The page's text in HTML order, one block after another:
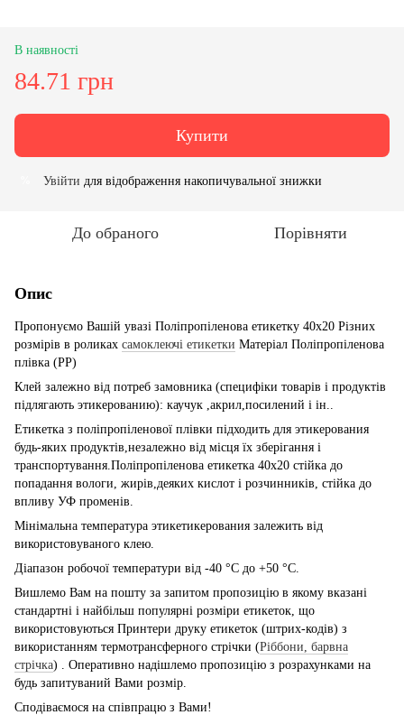
В наявності
84.71 грн
Купити
Увійти для відображення накопичувальної знижки
До обраного Порівняти
Опис
Пропонуємо Вашій увазі Поліпропіленова етикетку 40х20 Різних
розмірів в роликах самоклеючі етикетки Матеріал Поліпропіленова
плівка (РР)
Клей залежно від потреб замовника (специфіки товарів і продуктів
підлягають этикерованию): каучук ,акрил,посилений і ін..
Етикетка з поліпропіленової плівки підходить для этикерования
будь-яких продуктів,незалежно від місця їх зберігання і
транспортування.Поліпропіленова етикетка 40х20 стійка до
попадання вологи, жирів,деяких кислот і розчинників, стійка до
впливу УФ променів.
Мінімальна температура этикетикерования залежить від
використовуваного клею.
Діапазон робочої температури від -40 °C до +50 °C.
Вишлемо Вам на пошту за запитом пропозицію в якому вказані
стандартні і найбільш популярні розміри етикеток, що
використовуються Принтери друку етикеток (штрих-кодів) з
використанням термотрансферного стрічки (Ріббони, барвна
стрічка) . Оперативно надішлемо пропозицію з розрахунками на
будь запитуваний Вами розмір.
Сподіваємося на співпрацю з Вами!